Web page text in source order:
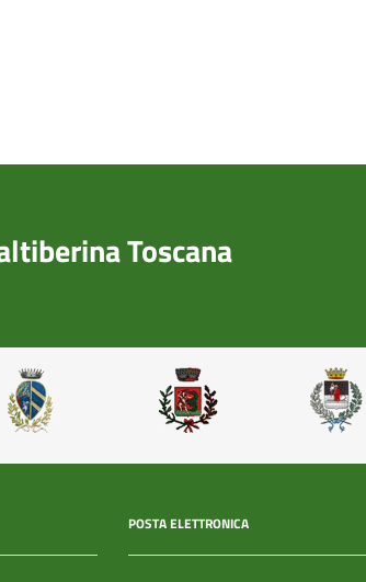
Toscana
POSTA ELETTRONICA